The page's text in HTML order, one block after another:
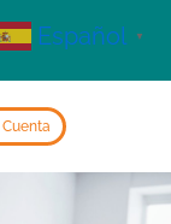
Español ▼